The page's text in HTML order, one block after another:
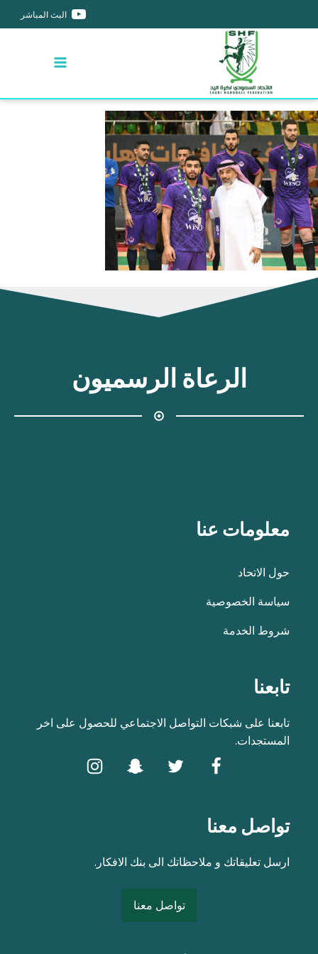
البث المباشر
الرعاة الرسميون
معلومات عنا
حول الاتحاد
سياسة الخصوصية
شروط الخدمة
تابعنا
تابعنا على شبكات التواصل الاجتماعي للحصول على اخر
المستجدات.
تواصل معنا
ارسل تعليقاتك و ملاحظاتك الى بنك الافكار.
تواصل معنا